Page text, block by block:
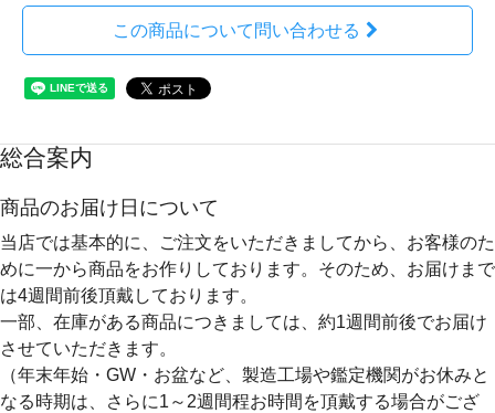
この商品について問い合わせる
総合案内
商品のお届け日について
当店では基本的に、ご注文をいただきましてから、お客様のた
めに一から商品をお作りしております。そのため、 お届けまで
は4週間前後頂戴しております。
一部、在庫がある商品につきましては、約1週間前後でお届け
させていただきます。
（年末年始・GW・お盆など、製造工場や鑑定機関がお休みと
なる時期は、さらに1～2週間程お時間を頂戴する場合がござ